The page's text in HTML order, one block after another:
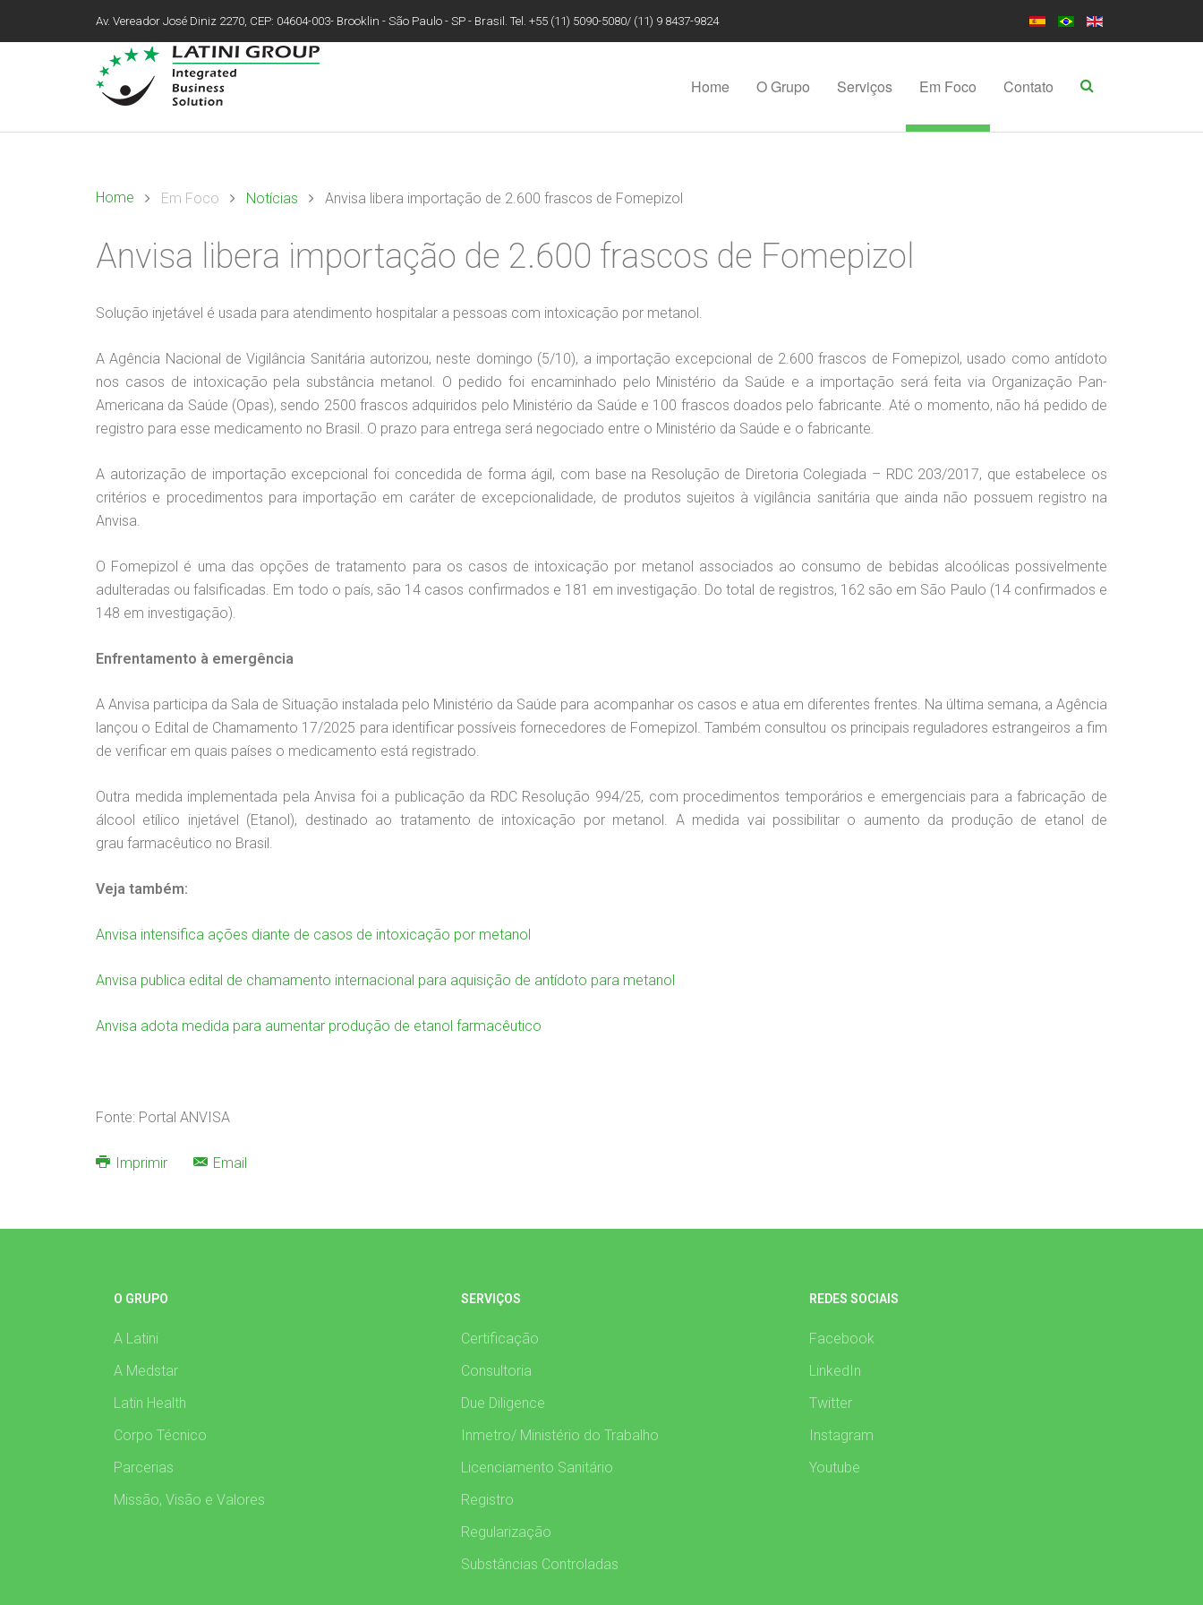
Av. Vereador José Diniz 2270, CEP: 04604-003- Brooklin - São Paulo - SP - Brasil. Tel. +55 (11) 5090-5080/ (11) 9 8437-9824
Home O Grupo Serviços Em Foco Contato
Home Em Foco Notícias Anvisa libera importação de 2.600 frascos de Fomepizol
Anvisa libera importação de 2.600 frascos de Fomepizol
Solução injetável é usada para atendimento hospitalar a pessoas com intoxicação por metanol.
A Agência Nacional de Vigilância Sanitária autorizou, neste domingo (5/10), a importação excepcional de 2.600 frascos de Fomepizol, usado como antídoto
nos casos de intoxicação pela substância metanol. O pedido foi encaminhado pelo Ministério da Saúde e a importação será feita via Organização Pan-
Americana da Saúde (Opas), sendo 2500 frascos adquiridos pelo Ministério da Saúde e 100 frascos doados pelo fabricante. Até o momento, não há pedido de
registro para esse medicamento no Brasil. O prazo para entrega será negociado entre o Ministério da Saúde e o fabricante.
A autorização de importação excepcional foi concedida de forma ágil, com base na Resolução de Diretoria Colegiada – RDC 203/2017, que estabelece os
critérios e procedimentos para importação em caráter de excepcionalidade, de produtos sujeitos à vigilância sanitária que ainda não possuem registro na
Anvisa.
O Fomepizol é uma das opções de tratamento para os casos de intoxicação por metanol associados ao consumo de bebidas alcoólicas possivelmente
adulteradas ou falsificadas. Em todo o país, são 14 casos confirmados e 181 em investigação. Do total de registros, 162 são em São Paulo (14 confirmados e
148 em investigação).
Enfrentamento à emergência
A Anvisa participa da Sala de Situação instalada pelo Ministério da Saúde para acompanhar os casos e atua em diferentes frentes. Na última semana, a Agência
lançou o Edital de Chamamento 17/2025 para identificar possíveis fornecedores de Fomepizol. Também consultou os principais reguladores estrangeiros a fim
de verificar em quais países o medicamento está registrado.
Outra medida implementada pela Anvisa foi a publicação da RDC Resolução 994/25, com procedimentos temporários e emergenciais para a fabricação de
álcool etílico injetável (Etanol), destinado ao tratamento de intoxicação por metanol. A medida vai possibilitar o aumento da produção de etanol de
grau farmacêutico no Brasil.
Veja também:
Anvisa intensifica ações diante de casos de intoxicação por metanol
Anvisa publica edital de chamamento internacional para aquisição de antídoto para metanol
Anvisa adota medida para aumentar produção de etanol farmacêutico
Fonte: Portal ANVISA
Imprimir Email
O GRUPO
A Latini
A Medstar
Latin Health
Corpo Técnico
Parcerias
Missão, Visão e Valores
SERVIÇOS
Certificação
Consultoria
Due Diligence
Inmetro/ Ministério do Trabalho
Licenciamento Sanitário
Registro
Regularização
Substâncias Controladas
REDES SOCIAIS
Facebook
LinkedIn
Twitter
Instagram
Youtube